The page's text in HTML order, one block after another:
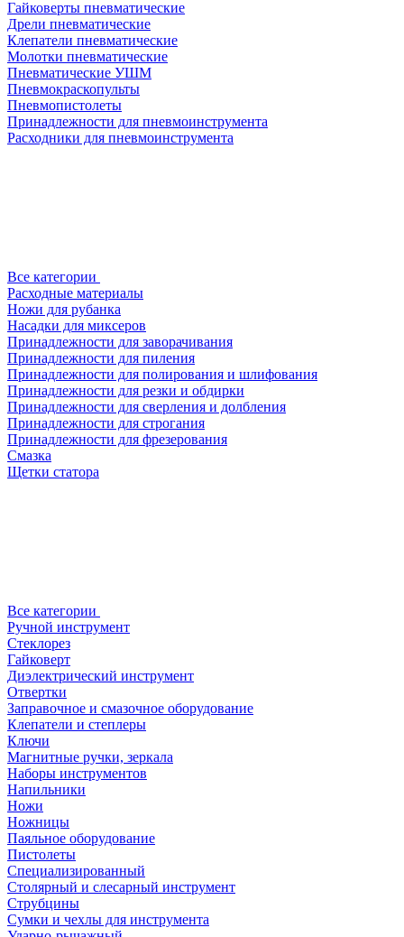
Гайковерты пневматические
Дрели пневматические
Клепатели пневматические
Молотки пневматические
Пневматические УШМ
Пневмокраскопульты
Пневмопистолеты
Принадлежности для пневмоинструмента
Расходники для пневмоинструмента
Все категории
Расходные материалы
Ножи для рубанка
Насадки для миксеров
Принадлежности для заворачивания
Принадлежности для пиления
Принадлежности для полирования и шлифования
Принадлежности для резки и обдирки
Принадлежности для сверления и долбления
Принадлежности для строгания
Принадлежности для фрезерования
Смазка
Щетки статора
Все категории
Ручной инструмент
Стеклорез
Гайковерт
Диэлектрический инструмент
Отвертки
Заправочное и смазочное оборудование
Клепатели и степлеры
Ключи
Магнитные ручки, зеркала
Наборы инструментов
Напильники
Ножи
Ножницы
Паяльное оборудование
Пистолеты
Специализированный
Столярный и слесарный инструмент
Струбцины
Сумки и чехлы для инструмента